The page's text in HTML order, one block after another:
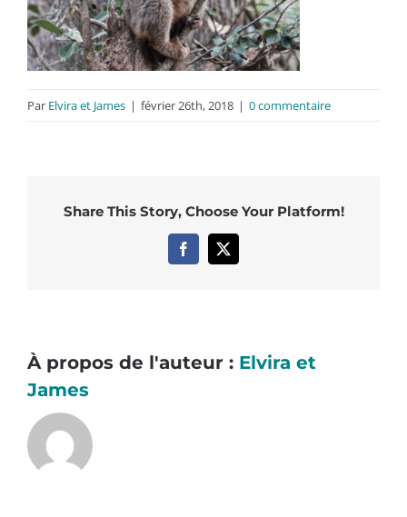
Par Elvira et James | février 26th, 2018 | 0 commentaire
Share This Story, Choose Your Platform!
Facebook
X
À propos de l'auteur : Elvira et
James